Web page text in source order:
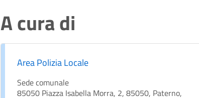
A cura di
Area Polizia Locale
Sede comunale
85050 Piazza Isabella Morra, 2, 85050, Paterno,